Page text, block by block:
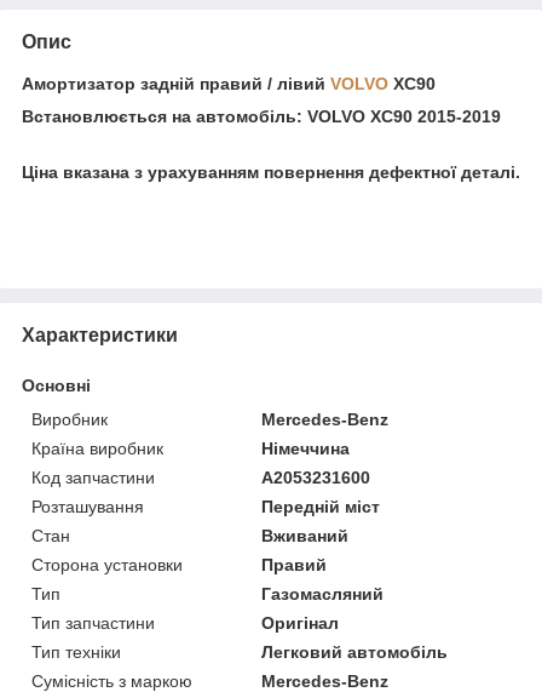
Опис
Амортизатор задній правий / лівий VOLVO XC90
Встановлюється на автомобіль: VOLVO XC90 2015-2019
Ціна вказана з урахуванням повернення дефектної деталі.
Характеристики
Основні
Виробник
Mercedes-Benz
Країна виробник
Німеччина
Код запчастини
A2053231600
Розташування
Передній міст
Стан
Вживаний
Сторона установки
Правий
Тип
Газомасляний
Тип запчастини
Оригінал
Тип техніки
Легковий автомобіль
Сумісність з маркою
Mercedes-Benz